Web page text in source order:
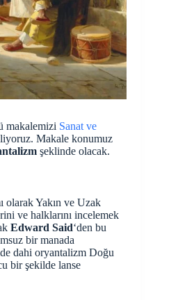
makalemizi Sanat ve
Makale konumuz
şeklinde olacak.
olarak Yakın ve Uzak
ve halklarını incelemek
Edward Said‘den bu
bir manada
dahi oryantalizm Doğu
bir şekilde lanse